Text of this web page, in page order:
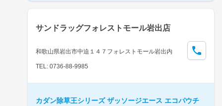
サンドラッグフォレストモール岩出店
和歌山県岩出市中迫１４７フォレストモール岩出内
TEL: 0736-88-9985
カダン除草王シリーズ ザッソージエース エコパウチ